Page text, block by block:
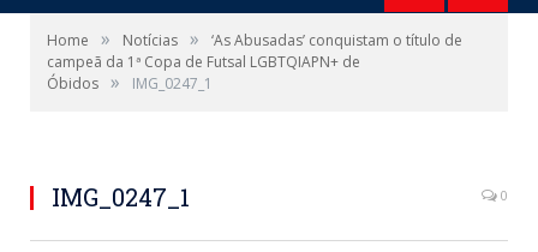
Home » Notícias »
‘As Abusadas’ conquistam o título de
campeã da 1ª Copa de Futsal LGBTQIAPN+ de
Óbidos » IMG_0247_1
IMG_0247_1 0